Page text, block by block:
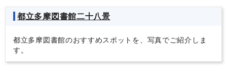
都立多摩図書館二十八景
都立多摩図書館のおすすめスポットを、写真でご紹介しま
す。